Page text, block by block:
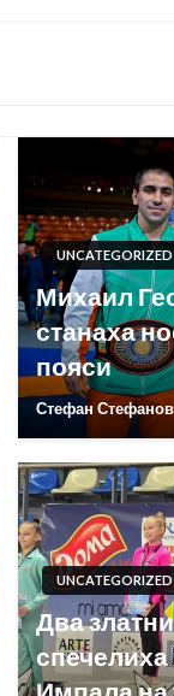
UNCATEGORIZED
Михаил
станаха
пояси
Стефан
UNCATEGORIZED
Два
спечелиха